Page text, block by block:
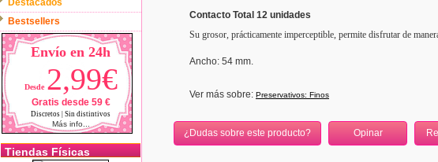
Destacados
Bestsellers
Envío en 24h
Desde 2,99€
Gratis desde 59 €
Discretos | Sin distintivos
Más info...
Tiendas Físicas
Contacto Total 12 unidades
Su grosor, prácticamente imperceptible, permite disfrutar de
Ancho: 54 mm.
Ver más sobre: Preservativos: Finos
¿Dudas sobre este producto?